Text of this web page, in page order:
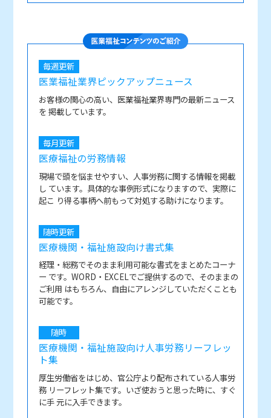
毎週更新
医業福祉業界ピックアップニュース
お客様の関心の高い、医業福祉業界専門の最新ニュース
を 掲載しています。
毎月更新
医療福祉の労務情報
現場で頭を悩ませやすい、人事労務に関する情報を掲載
し ています。具体的な事例形式になりますので、実際に
起こ り得る事柄へ前もって対処する助けになります。
随時更新
医療機関・福祉施設向け書式集
経理・総務でそのまま利用可能な書式をまとめたコーナ
ー です。WORD・EXCELでご提供するので、そのままの
ご利用 はもちろん、自由にアレンジしていただくことも
可能です。
随時
医療機関・福祉施設向け人事労務リーフレッ
ト集
厚生労働省をはじめ、官公庁より配布されている人事労
務 リーフレット集です。いざ使おうと思った時に、すぐ
に手 元に入手できます。